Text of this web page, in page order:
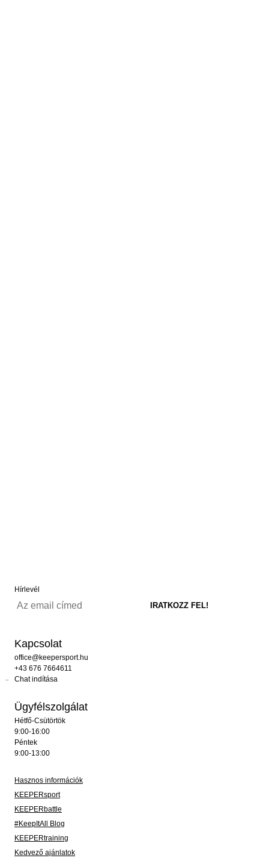
Hírlevél
Kapcsolat
office@keepersport.hu
+43 676 7664611
Chat indítása
Ügyfélszolgálat
Hétfő-Csütörtök
9:00-16:00
Péntek
9:00-13:00
Hasznos információk
KEEPERsport
KEEPERbattle
#KeepItAll Blog
KEEPERtraining
Kedvező ajánlatok